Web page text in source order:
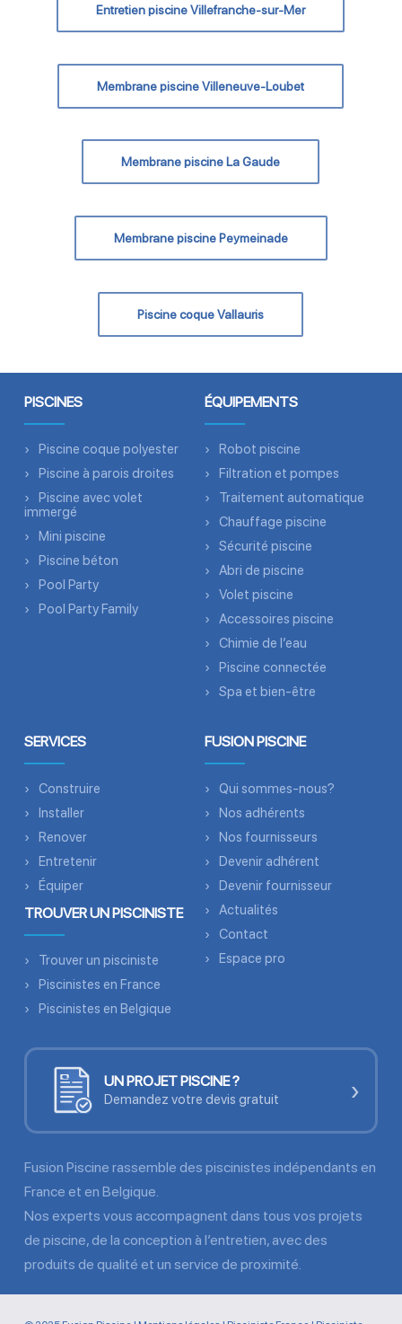
Entretien piscine Villefranche-sur-Mer
Membrane piscine Villeneuve-Loubet
Membrane piscine La Gaude
Membrane piscine Peymeinade
Piscine coque Vallauris
PISCINES
Piscine coque polyester
Piscine à parois droites
Piscine avec volet
immergé
Mini piscine
Piscine béton
Pool Party
Pool Party Family
ÉQUIPEMENTS
Robot piscine
Filtration et pompes
Traitement automatique
Chauffage piscine
Sécurité piscine
Abri de piscine
Volet piscine
Accessoires piscine
Chimie de l’eau
Piscine connectée
Spa et bien-être
SERVICES
Construire
Installer
Renover
Entretenir
Équiper
TROUVER UN PISCINISTE
Trouver un pisciniste
Piscinistes en France
Piscinistes en Belgique
FUSION PISCINE
Qui sommes-nous?
Nos adhérents
Nos fournisseurs
Devenir adhérent
Devenir fournisseur
Actualités
Contact
Espace pro
UN PROJET PISCINE ?
Demandez votre devis gratuit ›
Fusion Piscine rassemble des piscinistes indépendants en
France et en Belgique.
Nos experts vous accompagnent dans tous vos projets
de piscine, de la conception à l’entretien, avec des
produits de qualité et un service de proximité.